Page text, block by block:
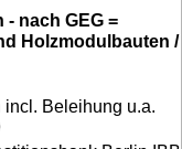
nach GEG =
Holzmodulbauten /
Beleihung u.a.